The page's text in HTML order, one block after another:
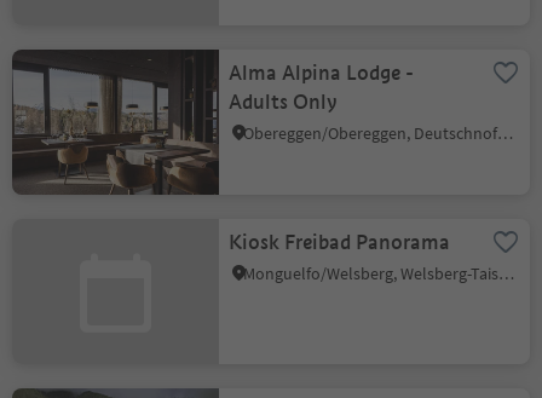
Alma Alpina Lodge -
Adults Only
Obereggen/Obereggen, Deutschnofen/Nova Ponente, Dolomites Region Eggental
Kiosk Freibad Panorama
Monguelfo/Welsberg, Welsberg-Taisten/Monguelfo-Tesido